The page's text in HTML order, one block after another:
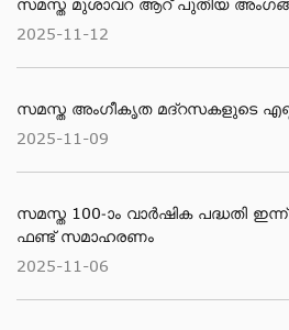
സമസ്ത മുശാവറ ആറ് പുതിയ
2025-11-12
സമസ്ത അംഗീകൃത മദ്റസകളുടെ
2025-11-09
സമസ്ത 100-ാം വാര്‍ഷിക പദ്ധതി
ഫണ്ട് സമാഹരണം
2025-11-06